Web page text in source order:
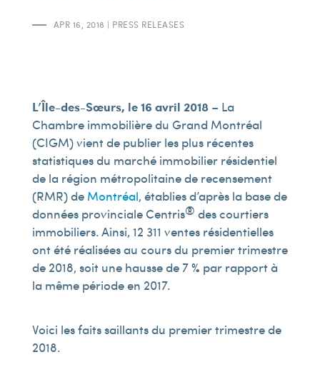
APR 16, 2018 | PRESS RELEASES
L’Île-des-Sœurs, le 16 avril 2018 – La
Chambre immobilière du Grand Montréal
(CIGM) vient de publier les plus récentes
statistiques du marché immobilier résidentiel
de la région métropolitaine de recensement
(RMR) de Montréal, établies d’après la base de
données provinciale Centris® des courtiers
immobiliers. Ainsi, 12 311 ventes résidentielles
ont été réalisées au cours du premier trimestre
de 2018, soit une hausse de 7 % par rapport à
la même période en 2017.
Voici les faits saillants du premier trimestre de
2018.